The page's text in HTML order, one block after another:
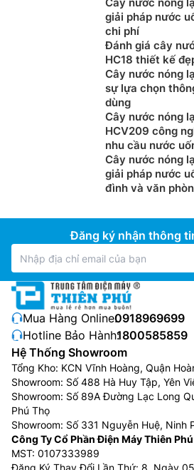
giải pháp nước
chi phí
Đánh giá cây
HC18 thiết kế
Cây nước nóng
sự lựa chọn
dùng
Cây nước nóng
HCV209 công
nhu cầu nước
Cây nước nóng
giải pháp nước
đình và văn
Đăng ký nhận thông
Mua Hàng Online:0918969699
Hotline Bảo Hành:1800585859
Hệ Thống Showroom
Tổng Kho: KCN Vĩnh Hoàng, Quận
Showroom: Số 488 Hà Huy Tập, Yên
Showroom: Số 89A Đường Lạc Long
Phú Thọ
Showroom: Số 331 Nguyễn Huệ, Ninh
Công Ty Cổ Phần Điện Máy Thiên Phú
MST: 0107333989
Đăng Ký Thay Đổi Lần Thứ: 8, Ngày